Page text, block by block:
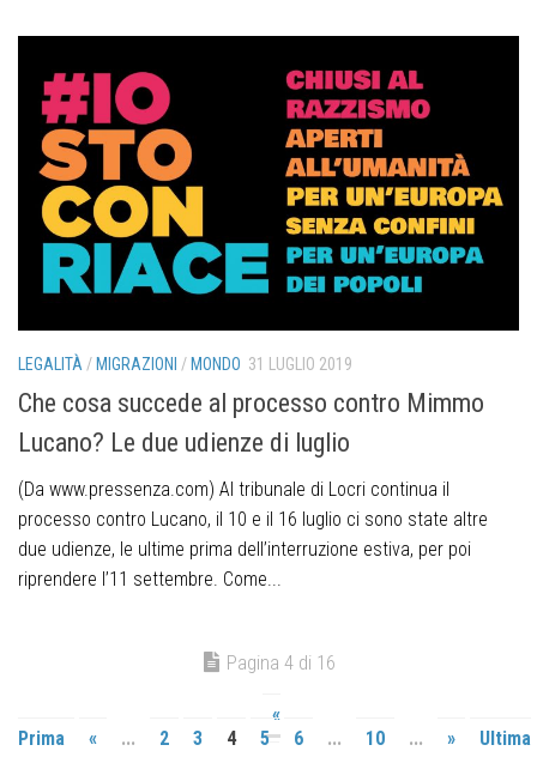
LEGALITÀ / MIGRAZIONI / MONDO 31 LUGLIO 2019
Che cosa succede al processo contro Mimmo
Lucano? Le due udienze di luglio
(Da www.pressenza.com) Al tribunale di Locri continua il
processo contro Lucano, il 10 e il 16 luglio ci sono state altre
due udienze, le ultime prima dell’interruzione estiva, per poi
riprendere l’11 settembre. Come...
Pagina 4 di 16
«
Prima
« ... 2 3 4 5 6 ... 10 ... »
Ultima